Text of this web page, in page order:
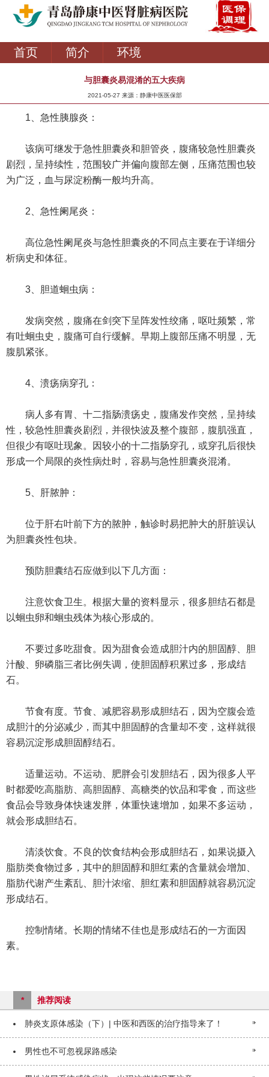
首页 简介 环境
与胆囊炎易混淆的五大疾病
2021-05-27 来源：静康中医医保部
1、急性胰腺炎：
该病可继发于急性胆囊炎和胆管炎，腹痛较急性胆囊炎
剧烈，呈持续性，范围较广并偏向腹部左侧，压痛范围也较
为广泛，血与尿淀粉酶一般均升高。
2、急性阑尾炎：
高位急性阑尾炎与急性胆囊炎的不同点主要在于详细分
析病史和体征。
3、胆道蛔虫病：
发病突然，腹痛在剑突下呈阵发性绞痛，呕吐频繁，常
有吐蛔虫史，腹痛可自行缓解。早期上腹部压痛不明显，无
腹肌紧张。
4、溃疡病穿孔：
病人多有胃、十二指肠溃疡史，腹痛发作突然，呈持续
性，较急性胆囊炎剧烈，并很快波及整个腹部，腹肌强直，
但很少有呕吐现象。因较小的十二指肠穿孔，或穿孔后很快
形成一个局限的炎性病灶时，容易与急性胆囊炎混淆。
5、肝脓肿：
位于肝右叶前下方的脓肿，触诊时易把肿大的肝脏误认
为胆囊炎性包块。
预防胆囊结石应做到以下几方面：
注意饮食卫生。根据大量的资料显示，很多胆结石都是
以蛔虫卵和蛔虫残体为核心形成的。
不要过多吃甜食。因为甜食会造成胆汁内的胆固醇、胆
汁酸、卵磷脂三者比例失调，使胆固醇积累过多，形成结
石。
节食有度。节食、减肥容易形成胆结石，因为空腹会造
成胆汁的分泌减少，而其中胆固醇的含量却不变，这样就很
容易沉淀形成胆固醇结石。
适量运动。不运动、肥胖会引发胆结石，因为很多人平
时都爱吃高脂肪、高胆固醇、高糖类的饮品和零食，而这些
食品会导致身体快速发胖，体重快速增加，如果不多运动，
就会形成胆结石。
清淡饮食。不良的饮食结构会形成胆结石，如果说摄入
脂肪类食物过多，其中的胆固醇和胆红素的含量就会增加、
脂肪代谢产生紊乱、胆汁浓缩、胆红素和胆固醇就容易沉淀
形成结石。
控制情绪。长期的情绪不佳也是形成结石的一方面因
素。
* 推荐阅读
肺炎支原体感染（下）| 中医和西医的治疗指导来了！
男性也不可忽视尿路感染